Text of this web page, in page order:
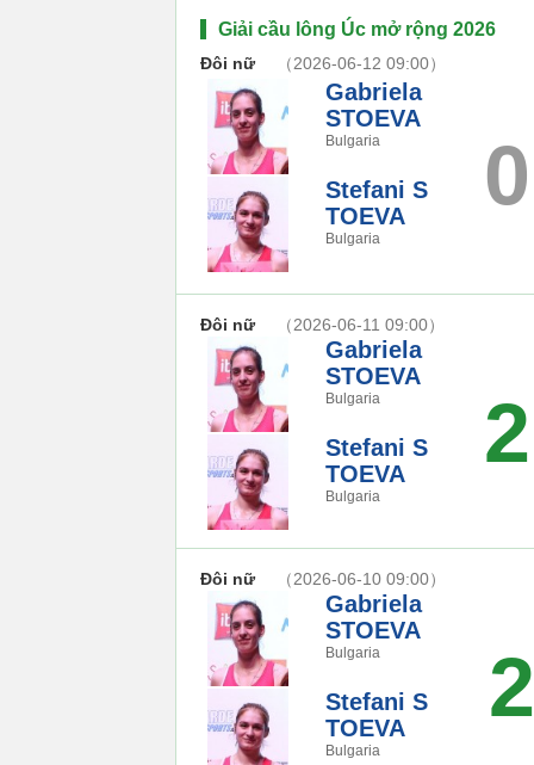
Giải cầu lông Úc mở rộng 2026
Đôi nữ （2026-06-12 09:00）
Gabriela
STOEVA
Bulgaria
Stefani S
TOEVA
Bulgaria
0
Đôi nữ （2026-06-11 09:00）
Gabriela
STOEVA
Bulgaria
Stefani S
TOEVA
Bulgaria
2
Đôi nữ （2026-06-10 09:00）
Gabriela
STOEVA
Bulgaria
Stefani S
TOEVA
Bulgaria
2